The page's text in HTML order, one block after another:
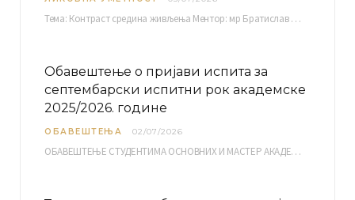
Тема: Контраст средина живљења Ментор: мр Братислав Башић, редовни професор Среда, 08.07.2026. у…
Обавештење о пријави испита за
септембарски испитни рок академске
2025/2026. године
ОБАВЕШТЕЊА 02/07/2026
ОБАВЕШТЕЊЕ СТУДЕНТИМА ОСНОВНИХ И МАСТЕР АКАДЕМСКИХ СТУДИЈА ЕЛЕКТРОНСКА ПРИЈАВА ИСПИТА за септембарски испитни рок за…